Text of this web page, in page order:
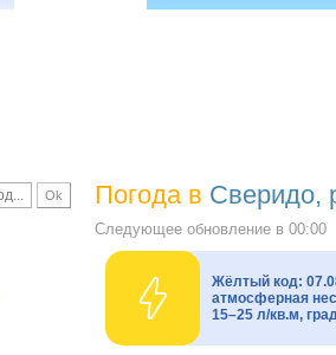
Погода в Сверидо,
Следующее обновление в 00:00
Жёлтый код:
атмосферная
15–25 л/кв.м,